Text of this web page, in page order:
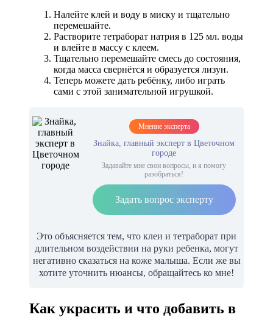
Налейте клей и воду в миску и тщательно
перемешайте.
Растворите тетраборат натрия в 125 мл. воды
и влейте в массу с клеем.
Тщательно перемешайте смесь до состояния,
когда масса свернётся и образуется лизун.
Теперь можете дать ребёнку, либо играть
сами с этой занимательной игрушкой.
Мнение эксперта
Знайка, главный эксперт в Цветочном
городе
Задавайте мне свои вопросы, и я помогу
разобраться!
Задать вопрос эксперту
Это объясняется тем, что клеи и тетраборат при
длительном воздействии на руки ребенка, могут
негативно сказаться на коже малыша. Если же вы
хотите уточнить нюансы, обращайтесь ко мне!
Как украсить и что добавить в